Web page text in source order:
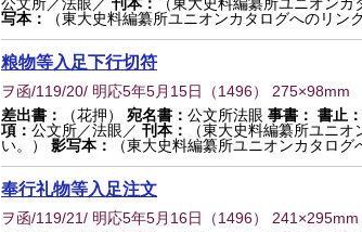
写本：
（東大史料編纂所ユニオンカタログへのリン
粮物等入足下行切符
ヲ函/119/20/ 明応5年5月15日 （1496） 275×98mm
差出書：
（花押） 宛名書： 公文所法眼 事書： 書止：
項： 公文所／法眼／ 刊本：
（東大史料編纂所ユニ
い。）
影写本： （東大史料編纂所ユニオンカタログ
奉行礼物等入足注文
ヲ函/119/21/ 明応5年5月16日 （1496） 241×295mm